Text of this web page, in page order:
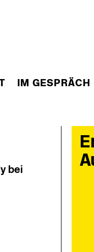
IM GESPRÄCH
bei